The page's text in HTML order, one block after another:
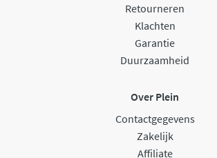
Retourneren
Klachten
Garantie
Duurzaamheid
Over Plein
Contactgegevens
Zakelijk
Affiliate